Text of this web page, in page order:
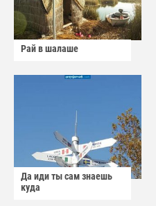
Рай в шалаше
Да иди ты сам знаешь
куда